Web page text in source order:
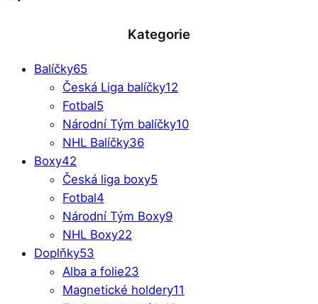
Kategorie
Balíčky65
Česká Liga balíčky12
Fotbal5
Národní Tým balíčky10
NHL Balíčky36
Boxy42
Česká liga boxy5
Fotbal4
Národní Tým Boxy9
NHL Boxy22
Doplňky53
Alba a folie23
Magnetické holdery11